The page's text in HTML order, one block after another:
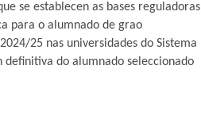
se establecen as bases reguladoras
para o alumnado de grao
25 nas universidades do Sistema
do alumnado seleccionado